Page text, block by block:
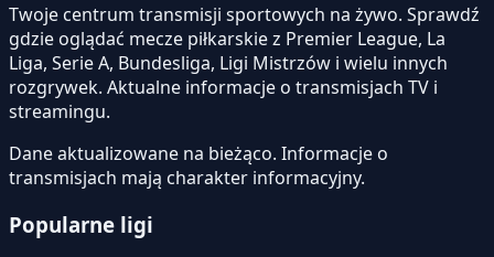
Twoje centrum transmisji sportowych na żywo. Sprawdź
gdzie oglądać mecze piłkarskie z Premier League, La
Liga, Serie A, Bundesliga, Ligi Mistrzów i wielu innych
rozgrywek. Aktualne informacje o transmisjach TV i
streamingu.
Dane aktualizowane na bieżąco. Informacje o
transmisjach mają charakter informacyjny.
Popularne ligi